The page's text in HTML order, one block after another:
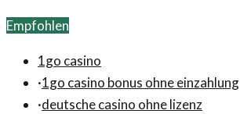
Empfohlen
1go casino
·1go casino bonus ohne einzahlung
·deutsche casino ohne lizenz